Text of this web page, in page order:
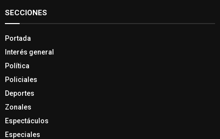
SECCIONES
Portada
Interés general
Política
Policiales
Deportes
Zonales
Espectáculos
Especiales